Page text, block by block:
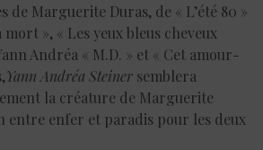
de Marguerite Duras, de « L’été 80 »
mort », « Les yeux bleus cheveux
Andréa « M.D. » et « Cet amour-
Yann Andréa Steiner semblera
la créature de Marguerite
entre enfer et paradis pour les deux